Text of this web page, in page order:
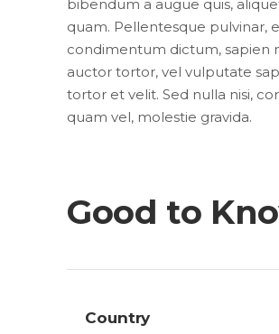
bibendum a augue quis,
quam. Pellentesque pulvinar,
condimentum dictum, sapien
auctor tortor, vel vulputate
tortor et velit. Sed nulla nisi,
quam vel, molestie gravida.
Good to
Country